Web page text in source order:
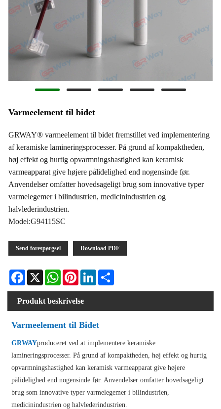
Varmeelement til bidet
GRWAY® varmeelement til bidet fremstillet ved implementering
af keramiske lamineringsprocesser. På grund af kompaktheden,
høj effekt og hurtig opvarmningshastighed kan keramisk
varmeapparat give højere pålidelighed end nogensinde før.
Anvendelser omfatter hovedsageligt brug som innovative typer
varmelegemer i bilindustrien, medicinindustrien og
halvlederindustrien.
Model:G94115SC
Send forespørgsel Download PDF
Facebook
X WhatsAppPinterestLinkedIn
Produkt beskrivelse
Varmeelement til Bidet
GRWAYproduceret ved at implementere keramiske
lamineringsprocesser. På grund af kompaktheden, høj effekt og hurtig
opvarmningshastighed kan keramisk varmeapparat give højere
pålidelighed end nogensinde før. Anvendelser omfatter hovedsageligt
brug som innovative typer varmelegemer i bilindustrien,
medicinindustrien og halvlederindustrien.